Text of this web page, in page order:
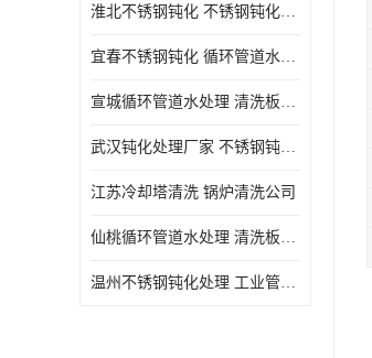
淮北不锈钢钝化 不锈钢钝化公司
宜春不锈钢钝化 循环管道水处理公司
宣城循环管道水处理 清洗板式换热器公司
武汉钝化处理厂家 不锈钢钝化公司
江苏冷却塔清洗 锅炉清洗公司
仙桃循环管道水处理 清洗板式换热器公司 服务好
温州不锈钢钝化处理 工业管道清洗公司 20年行业经验